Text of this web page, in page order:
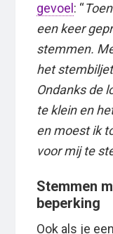
gevoel : “
een keer
stemmen.
het
Ondanks de
te klein en
en moest ik
voor mij te
Stemmen
beperking
Ook als je